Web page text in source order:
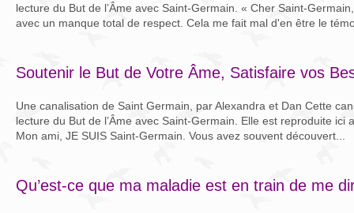
lecture du But de l’Âme avec Saint-Germain. « Cher Saint-
avec un manque total de respect. Cela me fait mal d'en être le
Soutenir le But de Votre Âme, Satisfaire vos
Une canalisation de Saint Germain, par Alexandra et Dan Cette
lecture du But de l’Âme avec Saint-Germain. Elle est reproduite ici
Mon ami, JE SUIS Saint-Germain. Vous avez souvent découvert...
Qu’est-ce que ma maladie est en train de me